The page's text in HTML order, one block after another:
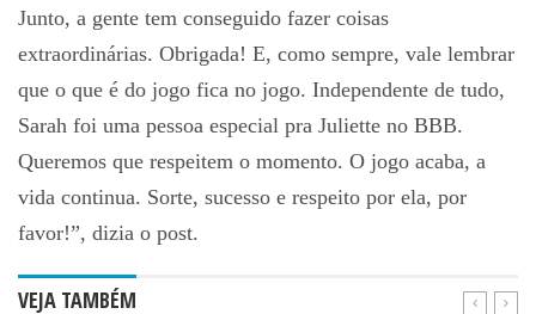
Junto, a gente tem conseguido fazer coisas
extraordinárias. Obrigada! E, como sempre, vale lembrar
que o que é do jogo fica no jogo. Independente de tudo,
Sarah foi uma pessoa especial pra Juliette no BBB.
Queremos que respeitem o momento. O jogo acaba, a
vida continua. Sorte, sucesso e respeito por ela, por
favor!”, dizia o post.
VEJA TAMBÉM